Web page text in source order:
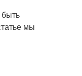
мы